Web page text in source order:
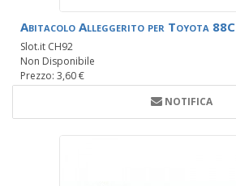
Abitacolo Alleggerito per Toyota 88C
Slot.it CH92
Non Disponibile
Prezzo: 3,60 €
NOTIFICA